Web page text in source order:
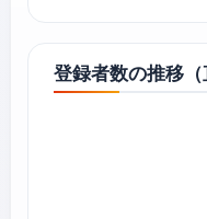
登録者数の推移（